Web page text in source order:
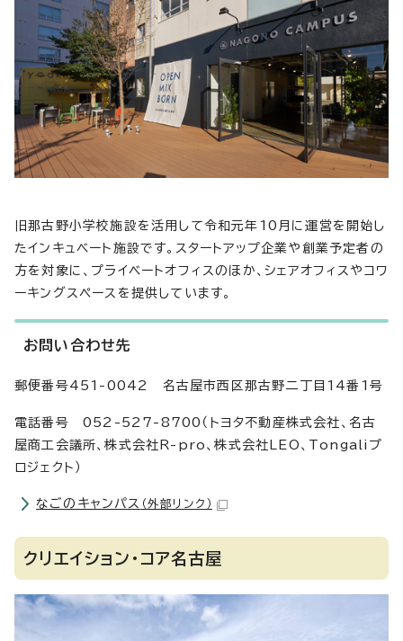
旧那古野小学校施設を活用して令和元年10月に運営を開始し
たインキュベート施設です。スタートアップ企業や創業予定者の
方を対象に、プライベートオフィスのほか、シェアオフィスやコワ
ーキングスペースを提供しています。
お問い合わせ先
郵便番号451-0042 名古屋市西区那古野二丁目14番1号
電話番号 052-527-8700（トヨタ不動産株式会社、名古
屋商工会議所、株式会社R-pro、株式会社LEO、Tongaliプ
ロジェクト）
なごのキャンパス （外部リンク）
クリエイション・コア名古屋